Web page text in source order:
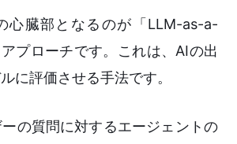
心臓部となるのが「LLM-as-a-
プローチです。これは、AIの出
に評価させる手法です。
の質問に対するエージェントの